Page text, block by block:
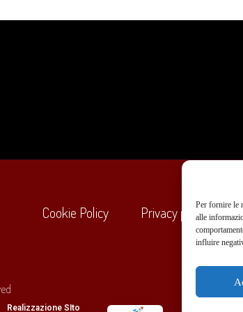
Per fornire le
alle
influire
Cookie Policy Privacy policy
Realizzazione SIto